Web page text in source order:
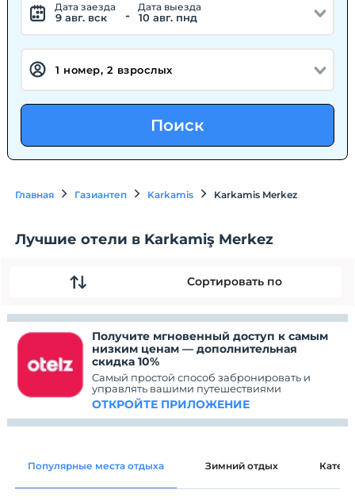
Дата заезда
9 авг. вск -
Дата выезда
10 авг. пнд
Поиск
Главная Газиантеп Karkamis Karkamis Merkez
Лучшие отели в Karkamiş Merkez
Сортировать по
Получите мгновенный доступ к самым
низким ценам — дополнительная
скидка 10%
Самый простой способ забронировать и
управлять вашими путешествиями
ОТКРОЙТЕ ПРИЛОЖЕНИЕ
Популярные места отдыха Зимний отдых